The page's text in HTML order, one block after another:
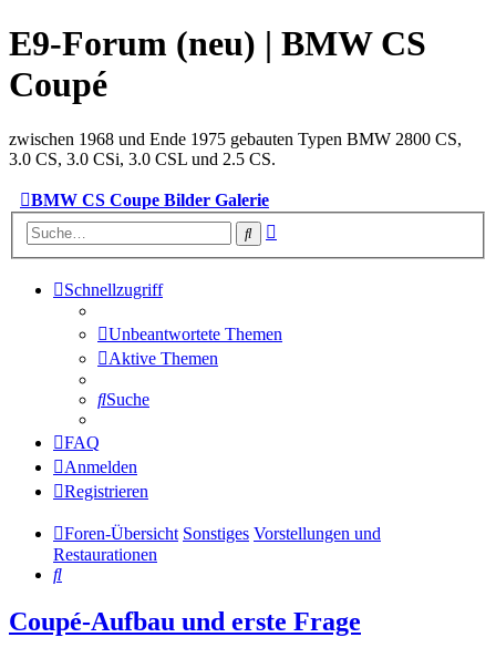
E9-Forum (neu) | BMW CS
Coupé
zwischen 1968 und Ende 1975 gebauten Typen BMW 2800 CS,
3.0 CS, 3.0 CSi, 3.0 CSL und 2.5 CS.
BMW CS Coupe Bilder Galerie
Suche
Schnellzugriff
Unbeantwortete Themen
Aktive Themen
Suche
FAQ
Anmelden
Registrieren
Foren-Übersicht Sonstiges Vorstellungen und
Restaurationen
Suche
Coupé-Aufbau und erste Frage